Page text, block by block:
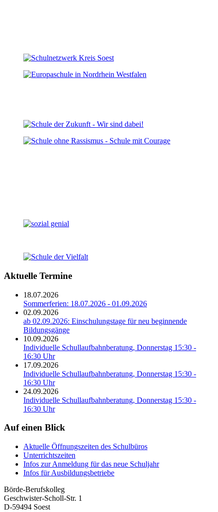
Aktuelle Termine
18.07.2026
Sommerferien: 18.07.2026 - 01.09.2026
02.09.2026
ab 02.09.2026: Einschulungstage für neu beginnende
Bildungsgänge
10.09.2026
Individuelle Schullaufbahnberatung, Donnerstag 15:30 -
16:30 Uhr
17.09.2026
Individuelle Schullaufbahnberatung, Donnerstag 15:30 -
16:30 Uhr
24.09.2026
Individuelle Schullaufbahnberatung, Donnerstag 15:30 -
16:30 Uhr
Auf einen Blick
Aktuelle Öffnungszeiten des Schulbüros
Unterrichtszeiten
Infos zur Anmeldung für das neue Schuljahr
Infos für Ausbildungsbetriebe
Börde-Berufskolleg
Geschwister-Scholl-Str. 1
D-59494 Soest